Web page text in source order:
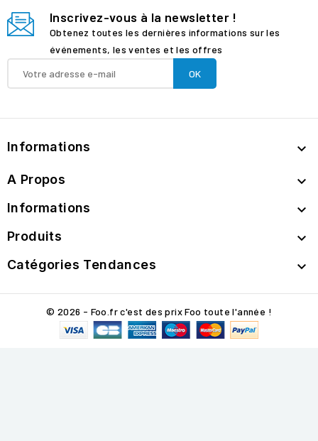
Inscrivez-vous à la newsletter !
Obtenez toutes les dernières informations sur les
événements, les ventes et les offres
Informations 
A Propos 
Informations 
Produits 
Catégories Tendances 
© 2026 - Foo.fr c'est des prix Foo toute l'année !